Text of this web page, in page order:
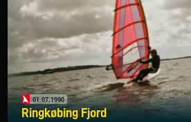
01.07.1990
Ringkøbing Fjord